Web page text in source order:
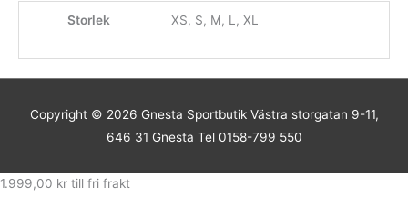
Storlek
XS, S, M, L, XL
Copyright © 2026 Gnesta SportbutikVästra storgatan 9-11,
646 31 Gnesta Tel 0158-799 550
1.999,00 kr till fri frakt